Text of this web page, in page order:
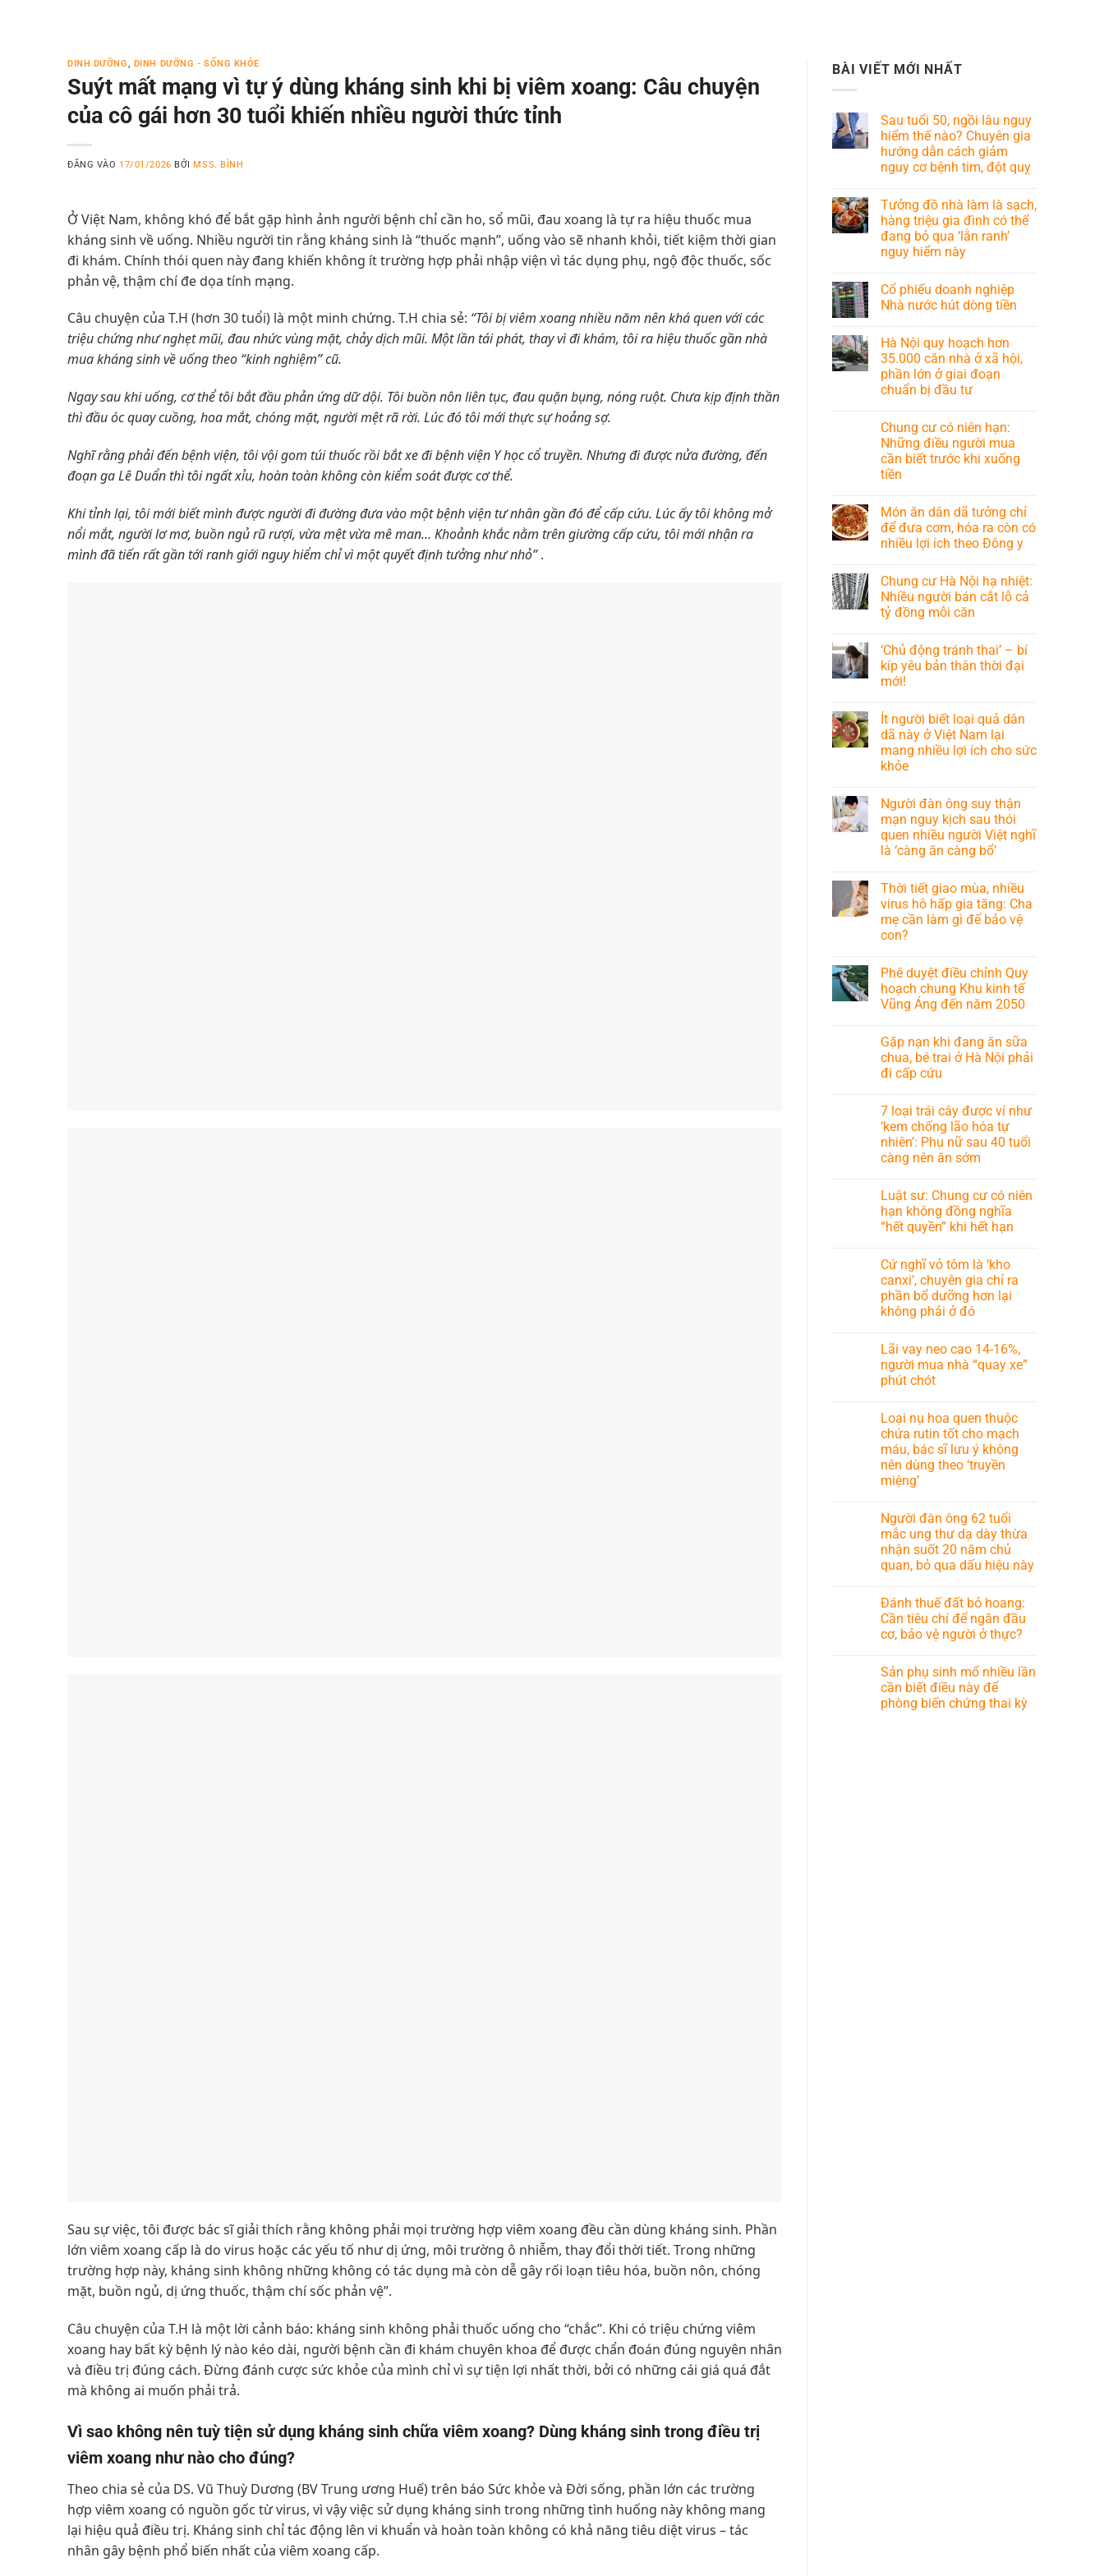
DINH DƯỠNG, DINH DƯỠNG - SỐNG KHỎE
Suýt mất mạng vì tự ý dùng kháng sinh khi bị viêm xoang: Câu chuyện
của cô gái hơn 30 tuổi khiến nhiều người thức tỉnh
ĐĂNG VÀO 17/01/2026 BỞIMSS. BÌNH
Ở Việt Nam, không khó để bắt gặp hình ảnh người bệnh chỉ cần ho, sổ mũi, đau xoang là tự ra hiệu thuốc mua
kháng sinh về uống. Nhiều người tin rằng kháng sinh là “thuốc mạnh”, uống vào sẽ nhanh khỏi, tiết kiệm thời gian
đi khám. Chính thói quen này đang khiến không ít trường hợp phải nhập viện vì tác dụng phụ, ngộ độc thuốc, sốc
phản vệ, thậm chí đe dọa tính mạng.
Câu chuyện của T.H (hơn 30 tuổi) là một minh chứng. T.H chia sẻ: “Tôi bị viêm xoang nhiều năm nên khá quen với các
triệu chứng như nghẹt mũi, đau nhức vùng mặt, chảy dịch mũi. Một lần tái phát, thay vì đi khám, tôi ra hiệu thuốc gần nhà
mua kháng sinh về uống theo “kinh nghiệm” cũ.
Ngay sau khi uống, cơ thể tôi bắt đầu phản ứng dữ dội. Tôi buồn nôn liên tục, đau quặn bụng, nóng ruột. Chưa kịp định thần
thì đầu óc quay cuồng, hoa mắt, chóng mặt, người mệt rã rời. Lúc đó tôi mới thực sự hoảng sợ.
Nghĩ rằng phải đến bệnh viện, tôi vội gom túi thuốc rồi bắt xe đi bệnh viện Y học cổ truyền. Nhưng đi được nửa đường, đến
đoạn ga Lê Duẩn thì tôi ngất xỉu, hoàn toàn không còn kiểm soát được cơ thể.
Khi tỉnh lại, tôi mới biết mình được người đi đường đưa vào một bệnh viện tư nhân gần đó để cấp cứu. Lúc ấy tôi không mở
nổi mắt, người lơ mơ, buồn ngủ rũ rượi, vừa mệt vừa mê man… Khoảnh khắc nằm trên giường cấp cứu, tôi mới nhận ra
mình đã tiến rất gần tới ranh giới nguy hiểm chỉ vì một quyết định tưởng như nhỏ”.
BÀI VIẾT MỚI NHẤT
Sau tuổi 50, ngồi lâu nguy
hiểm thế nào? Chuyên gia
hướng dẫn cách giảm
nguy cơ bệnh tim, đột quỵ
Tưởng đồ nhà làm là sạch,
hàng triệu gia đình có thể
đang bỏ qua ‘lằn ranh’
nguy hiểm này
Cổ phiếu doanh nghiệp
Nhà nước hút dòng tiền
Hà Nội quy hoạch hơn
35.000 căn nhà ở xã hội,
phần lớn ở giai đoạn
chuẩn bị đầu tư
Chung cư có niên hạn:
Những điều người mua
cần biết trước khi xuống
tiền
Món ăn dân dã tưởng chỉ
để đưa cơm, hóa ra còn có
nhiều lợi ích theo Đông y
Chung cư Hà Nội hạ nhiệt:
Nhiều người bán cắt lỗ cả
tỷ đồng mỗi căn
‘Chủ động tránh thai’ – bí
kíp yêu bản thân thời đại
mới!
Ít người biết loại quả dân
dã này ở Việt Nam lại
mang nhiều lợi ích cho sức
khỏe
Người đàn ông suy thận
mạn nguy kịch sau thói
quen nhiều người Việt nghĩ
là ‘càng ăn càng bổ’
Thời tiết giao mùa, nhiều
virus hô hấp gia tăng: Cha
mẹ cần làm gì để bảo vệ
con?
Phê duyệt điều chỉnh Quy
hoạch chung Khu kinh tế
Vũng Áng đến năm 2050
Gặp nạn khi đang ăn sữa
chua, bé trai ở Hà Nội phải
đi cấp cứu
7 loại trái cây được ví như
‘kem chống lão hóa tự
nhiên’: Phụ nữ sau 40 tuổi
càng nên ăn sớm
Luật sư: Chung cư có niên
hạn không đồng nghĩa
“hết quyền” khi hết hạn
Cứ nghĩ vỏ tôm là ‘kho
canxi’, chuyên gia chỉ ra
phần bổ dưỡng hơn lại
không phải ở đó
Lãi vay neo cao 14-16%,
người mua nhà “quay xe”
phút chót
Loại nụ hoa quen thuộc
chứa rutin tốt cho mạch
máu, bác sĩ lưu ý không
nên dùng theo ‘truyền
miệng’
Người đàn ông 62 tuổi
mắc ung thư dạ dày thừa
nhận suốt 20 năm chủ
quan, bỏ qua dấu hiệu này
Đánh thuế đất bỏ hoang:
Cần tiêu chí để ngăn đầu
cơ, bảo vệ người ở thực?
Sản phụ sinh mổ nhiều lần
cần biết điều này để
phòng biến chứng thai kỳ